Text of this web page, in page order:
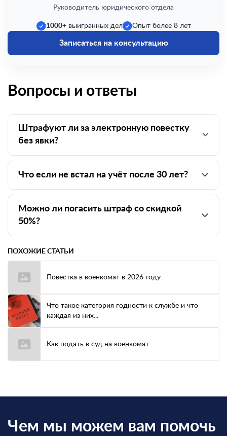
Руководитель юридического отдела
1000+выигранных дел Опыт более 8 лет
Записаться на консультацию
Вопросы и ответы
Штрафуют ли за электронную повестку
без явки?
Что если не встал на учёт после 30 лет?
Можно ли погасить штраф со скидкой
50%?
ПОХОЖИЕ СТАТЬИ
Повестка в военкомат в 2026 году
Что такое категория годности к службе и что
каждая из них...
Как подать в суд на военкомат
Чем мы можем вам помочь